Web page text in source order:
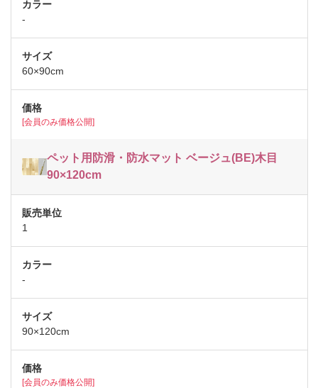
-
60×90cm
[会員のみ価格公開]
ペット用防滑・防水マット ベージュ(BE)木目
90×120cm
1
-
90×120cm
[会員のみ価格公開]